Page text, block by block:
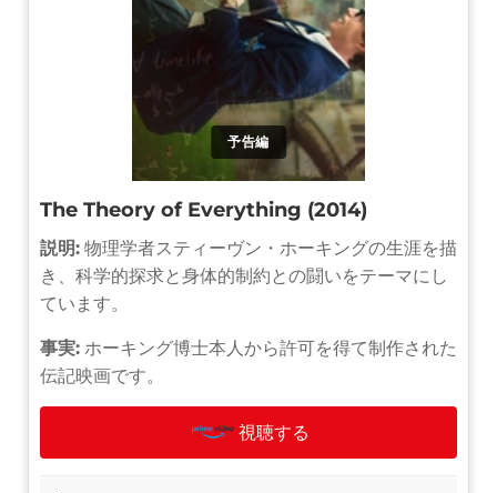
予告編
The Theory of Everything (2014)
説明: 物理学者スティーヴン・ホーキングの生涯を描
き、科学的探求と身体的制約との闘いをテーマにし
ています。
事実: ホーキング博士本人から許可を得て制作された
伝記映画です。
視聴する